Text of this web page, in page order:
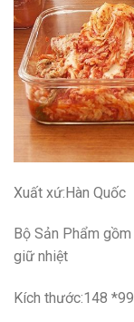
Xuất xứ:Hàn Quốc
Bộ Sản Phẩm
giữ nhiệt
Kích thước:148